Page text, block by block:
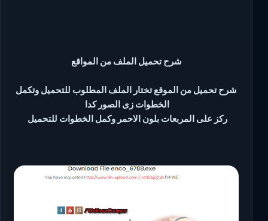
شرح تحميل الملف من المواقع
شرح تحميل من الموقع تختار الملف المطلوب للتحميل وتكمل
الخطوات زى الصور كدا
ركز على المربعات بلون الاحمر وكمل الخطوات للتحميل